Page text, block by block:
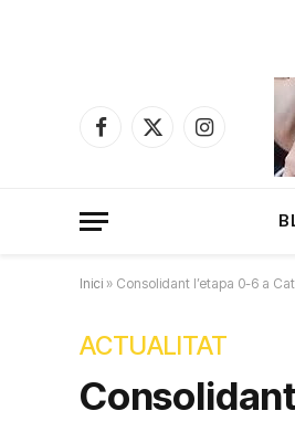
Facebook
X
Instagram
Inici » Consolidant l’etapa 0-6 a
ACTUALITAT